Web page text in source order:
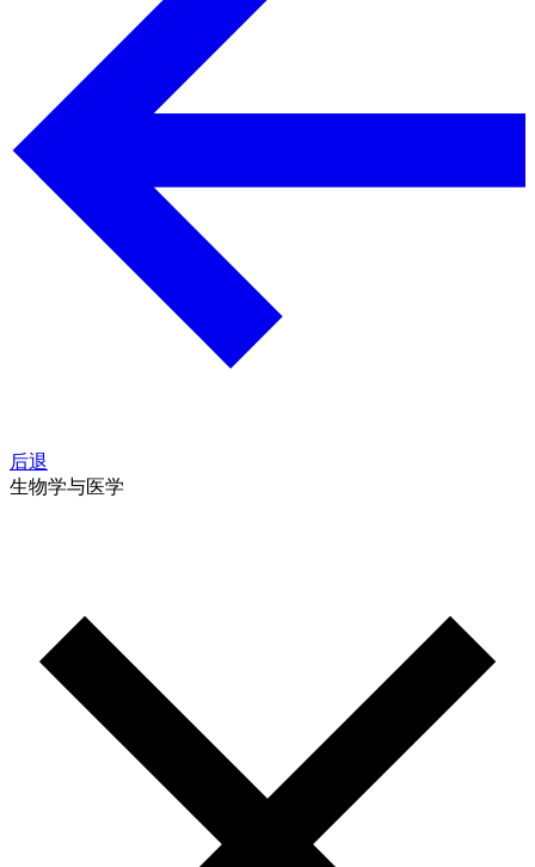
后退
生物学与医学